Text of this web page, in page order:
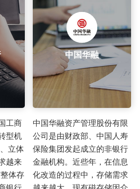
工商
型机
立体
越来
体存
中国华融
中国华融资产管理股份有限
公司是由财政部、中国人寿
保险集团发起成立的非银行
金融机构。近些年，在信息
化改造的过程中，存储需求